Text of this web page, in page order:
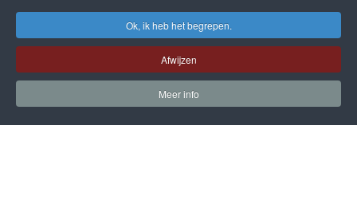
Ok, ik heb het begrepen.
Afwijzen
Meer info